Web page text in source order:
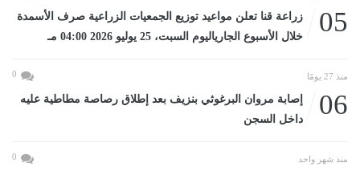
05
زراعة قنا تعلن مواعيد توزيع الجمعيات الزراعية صرف الأسمدة
خلال الأسبوع الجارياليوم السبت، 25 يوليو 2026 04:00 مـ
منذ 27 يومًا 0
06
إصابة مروان البرغوثي بنزيف بعد إطلاق رصاصة مطاطية عليه
داخل السجن
منذ شهر واحد 0